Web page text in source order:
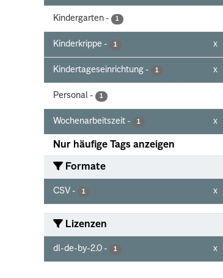
Kindergarten - 1
Kinderkrippe - 1 x
Kindertageseinrichtung - 1 x
Personal - 1
Wochenarbeitszeit - 1 x
Nur häufige Tags anzeigen
Formate
CSV - 1 x
Lizenzen
dl-de-by-2.0 - 1 x